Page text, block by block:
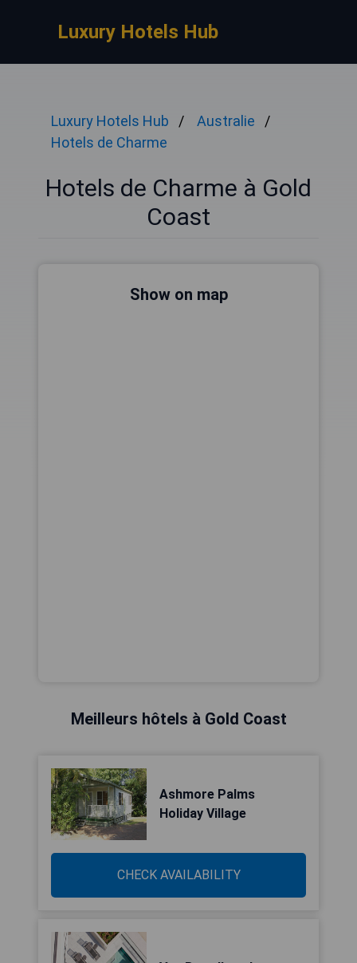
Luxury Hotels Hub
Luxury Hotels Hub
Australie
Hotels de Charme
Hotels de Charme à Gold
Coast
Show on map
Meilleurs hôtels à Gold Coast
Ashmore Palms
Holiday Village
CHECK AVAILABILITY